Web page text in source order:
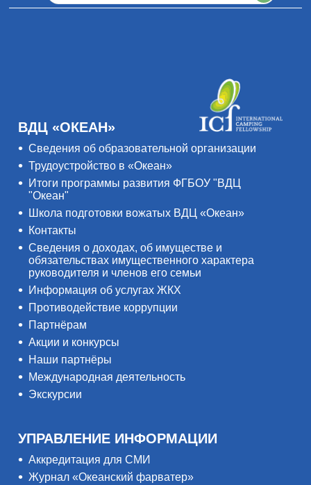
ВДЦ «ОКЕАН»
Сведения об образовательной организации
Трудоустройство в «Океан»
Итоги программы развития ФГБОУ "ВДЦ
"Океан"
Школа подготовки вожатых ВДЦ «Океан»
Контакты
Сведения о доходах, об имуществе и
обязательствах имущественного характера
руководителя и членов его семьи
Информация об услугах ЖКХ
Противодействие коррупции
Партнёрам
Акции и конкурсы
Наши партнёры
Международная деятельность
Экскурсии
УПРАВЛЕНИЕ ИНФОРМАЦИИ
Аккредитация для СМИ
Журнал «Океанский фарватер»